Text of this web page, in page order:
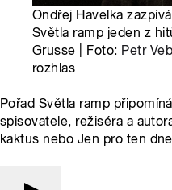
Ondřej Havelka
Světla ramp jeden z
Grusse | Foto: Petr
rozhlas
Pořad Světla ramp
spisovatele, režiséra a
kaktus nebo Jen pro ten